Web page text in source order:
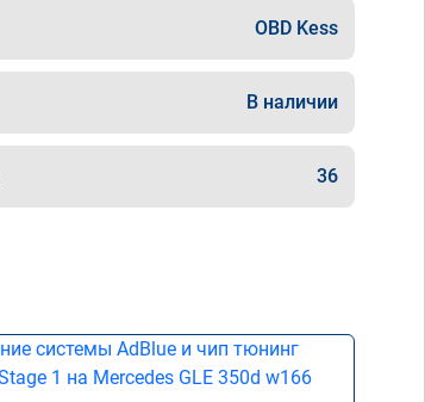
OBD Kess
В наличии
36